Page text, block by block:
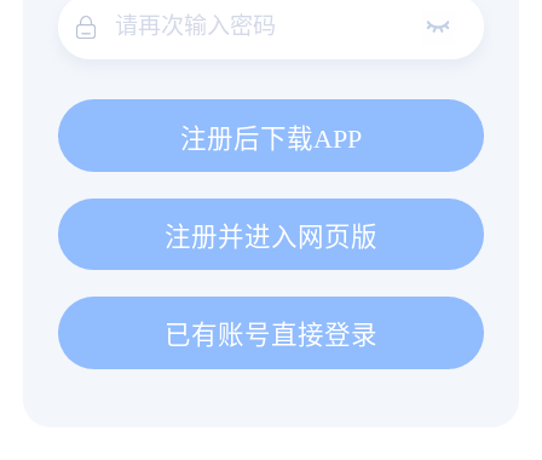
注册后下载APP
注册并进入网页版
已有账号直接登录